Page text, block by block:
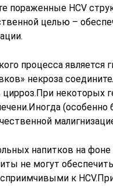
пораженные HCV
целью –
процесса
некроза
цирроз.При некоторых
напитков на
не могут
к